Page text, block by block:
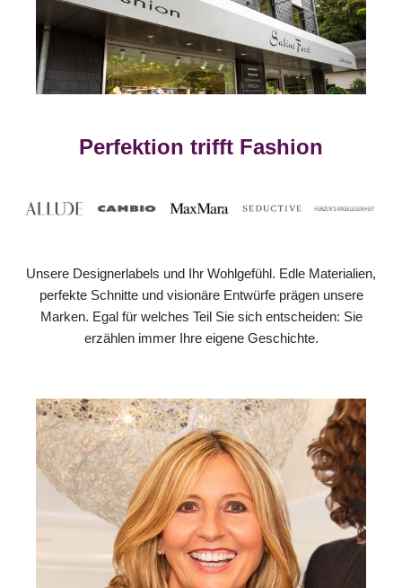
Perfektion trifft Fashion
Unsere Designerlabels und Ihr Wohlgefühl. Edle Materialien,
perfekte Schnitte und visionäre Entwürfe prägen unsere
Marken. Egal für welches Teil Sie sich entscheiden: Sie
erzählen immer Ihre eigene Geschichte.